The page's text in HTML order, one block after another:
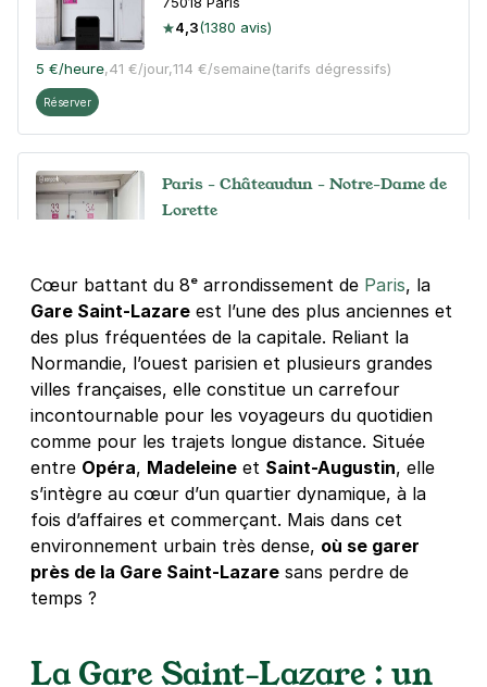
4,3(1380 avis)
5 €/heure,41 €/jour,114 €/semaine(tarifs dégressifs)
Réserver
Paris - Châteaudun - Notre-Dame de
Lorette
4,4 (468 avis)
Réserver
+ Abonnements disponibles
Paris - Miromesnil - Village by CA
55 rue la Boétie
75008Paris
4,2 (547 avis)
Réserver
+ Abonnements disponibles
Paris - Haussmann Berri - SAEMES
Cœur battant du 8ᵉ arrondissement de Paris, la
Gare Saint-Lazare est l’une des plus anciennes et
des plus fréquentées de la capitale. Reliant la
Normandie, l’ouest parisien et plusieurs grandes
villes françaises, elle constitue un carrefour
incontournable pour les voyageurs du quotidien
comme pour les trajets longue distance. Située
entre Opéra, Madeleine et Saint-Augustin, elle
s’intègre au cœur d’un quartier dynamique, à la
fois d’affaires et commerçant. Mais dans cet
environnement urbain très dense, où se garer
près de la Gare Saint-Lazare sans perdre de
temps ?
La Gare Saint-Lazare : un